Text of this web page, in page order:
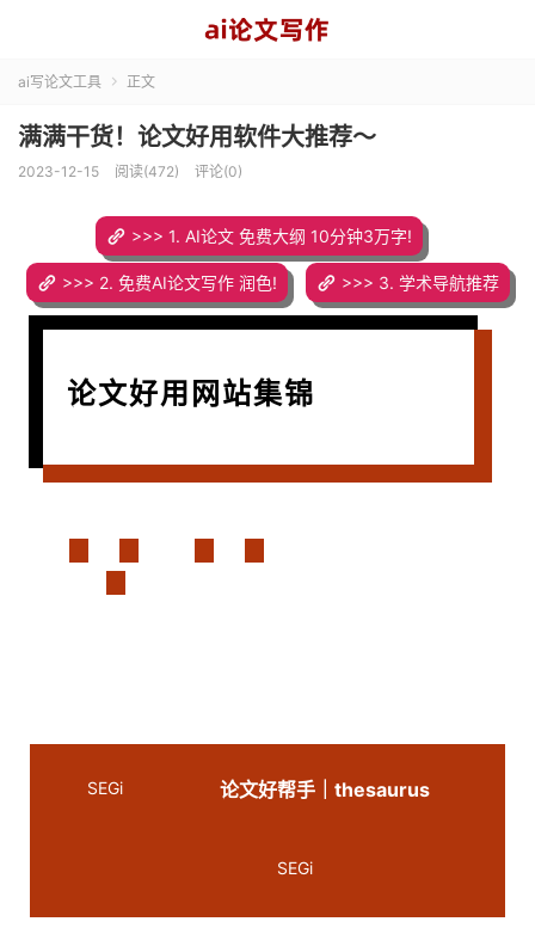
ai写论文工具  正文
满满干货！论文好用软件大推荐～
2023-12-15 阅读(472) 评论(0)
>>> 1. AI论文 免费大纲 10分钟3万字!
>>> 2. 免费AI论文写作 润色! >>> 3. 学术导航推荐
论文好用网站集锦
SEGi 论文好帮手｜thesaurus
SEGi